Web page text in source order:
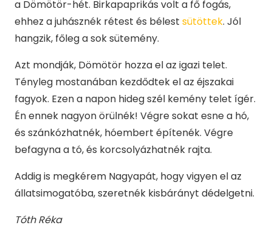
a Dömötör-hét. Birkapaprikás volt a fő fogás,
ehhez a juhásznék rétest és bélest sütöttek. Jól
hangzik, főleg a sok sütemény.
Azt mondják, Dömötör hozza el az igazi telet.
Tényleg mostanában kezdődtek el az éjszakai
fagyok. Ezen a napon hideg szél kemény telet ígér.
Én ennek nagyon örülnék! Végre sokat esne a hó,
és szánkózhatnék, hóembert építenék. Végre
befagyna a tó, és korcsolyázhatnék rajta.
Addig is megkérem Nagyapát, hogy vigyen el az
állatsimogatóba, szeretnék kisbárányt dédelgetni.
Tóth Réka